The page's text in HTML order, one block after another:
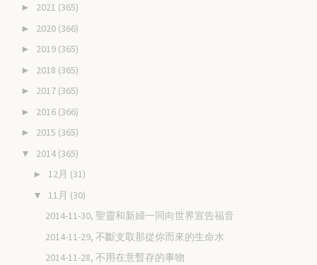
► 2021 (365)
► 2020 (366)
► 2019 (365)
► 2018 (365)
► 2017 (365)
► 2016 (366)
► 2015 (365)
▼ 2014 (365)
► 12月 (31)
▼ 11月 (30)
2014-11-30, 聖靈和新婦一同向世界宣告福音
2014-11-29, 不斷支取那從你而來的生命水
2014-11-28, 不用在意暫存的事物